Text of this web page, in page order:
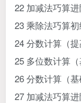
22 加减法巧算进
23 乘除法巧算初
24 分数计算（提
25 多位数计算（
26 分数计算（基
27 加减法巧算进